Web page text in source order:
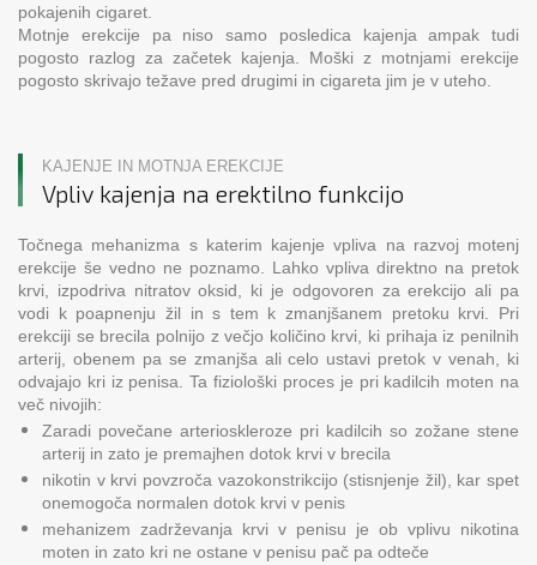
pokajenih cigaret.
Motnje erekcije pa niso samo posledica kajenja ampak tudi
pogosto razlog za začetek kajenja. Moški z motnjami erekcije
pogosto skrivajo težave pred drugimi in cigareta jim je v uteho.
KAJENJE IN MOTNJA EREKCIJE
Vpliv kajenja na erektilno funkcijo
Točnega mehanizma s katerim kajenje vpliva na razvoj motenj
erekcije še vedno ne poznamo. Lahko vpliva direktno na pretok
krvi, izpodriva nitratov oksid, ki je odgovoren za erekcijo ali pa
vodi k poapnenju žil in s tem k zmanjšanem pretoku krvi. Pri
erekciji se brecila polnijo z večjo količino krvi, ki prihaja iz penilnih
arterij, obenem pa se zmanjša ali celo ustavi pretok v venah, ki
odvajajo kri iz penisa. Ta fiziološki proces je pri kadilcih moten na
več nivojih:
Zaradi povečane arterioskleroze pri kadilcih so zožane stene
arterij in zato je premajhen dotok krvi v brecila
nikotin v krvi povzroča vazokonstrikcijo (stisnjenje žil), kar spet
onemogoča normalen dotok krvi v penis
mehanizem zadrževanja krvi v penisu je ob vplivu nikotina
moten in zato kri ne ostane v penisu pač pa odteče